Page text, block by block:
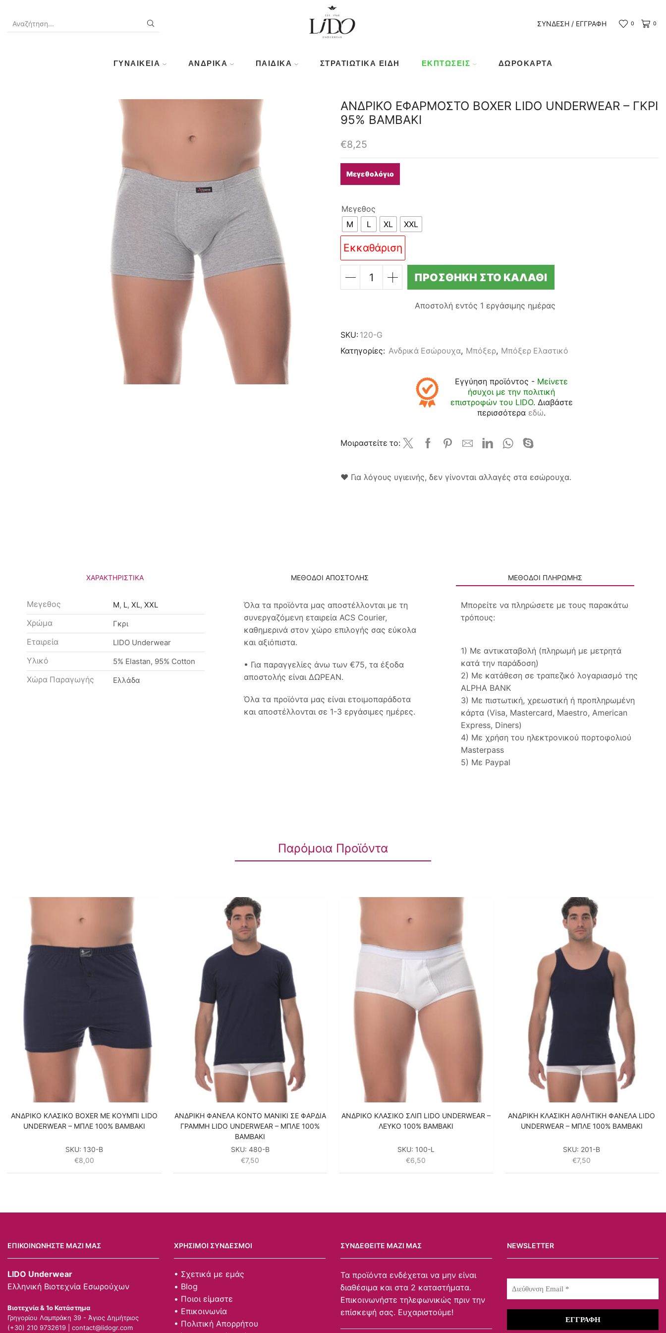
ΣΎΝΔΕΣΗ / ΕΓΓΡΑΦΉ 0 0
ΓΥΝΑΙΚΕΊΑ ΑΝΔΡΙΚΆ ΠΑΙΔΙΚΆ ΣΤΡΑΤΙΩΤΙΚΑ ΕΙΔΗ ΕΚΠΤΏΣΕΙΣ ΔΩΡΟΚΆΡΤΑ
ΑΝΔΡΙΚΟ ΕΦΑΡΜΟΣΤΟ BOXER LIDO UNDERWEAR – ΓΚΡΙ
95% ΒΑΜΒΑΚΙ
€8,25
Μεγεθολόγιο
Μεγεθος
M L XL XXL
Εκκαθάριση
ΑΝΔΡΙΚΟ
ΕΦΑΡΜΟΣΤΟ
-
95%
ΠΡΟΣΘΉΚΗ ΣΤΟ ΚΑΛΆΘΙ
Αποστολή εντός 1 εργάσιμης ημέρας
SKU: 120-G
Κατηγορίες: Ανδρικά Εσώρουχα, Μπόξερ, Μπόξερ Ελαστικό
Εγγύηση προϊόντος - Μείνετε
ήσυχοι με την πολιτική
επιστροφών του LIDO. Διαβάστε
περισσότερα εδώ.
Μοιραστείτε το:
❤ Για λόγους υγιεινής, δεν γίνονται αλλαγές στα εσώρουχα.
ΧΑΡΑΚΤΗΡΙΣΤΙΚΆ ΜΕΘΟΔΟΙ ΑΠΟΣΤΟΛΗΣ ΜΕΘΟΔΟΙ ΠΛΗΡΩΜΗΣ
Μεγεθος M, L, XL, XXL
Χρώμα
Γκρι
Εταιρεία
LIDO Underwear
Υλικό
5% Elastan, 95% Cotton
Χώρα Παραγωγής
Ελλάδα
Όλα τα προϊόντα μας αποστέλλονται με τη
συνεργαζόμενη εταιρεία ACS Courier,
καθημερινά στον χώρο επιλογής σας εύκολα
και αξιόπιστα.
• Για παραγγελίες άνω των €75, τα έξοδα
αποστολής είναι ΔΩΡΕΑΝ.
Όλα τα προϊόντα μας είναι ετοιμοπαράδοτα
και αποστέλλονται σε 1-3 εργάσιμες ημέρες.
Μπορείτε να πληρώσετε με τους παρακάτω
τρόπους:
1) Με αντικαταβολή (πληρωμή με μετρητά
κατά την παράδοση)
2) Με κατάθεση σε τραπεζικό λογαριασμό της
ALPHA BANK
3) Με πιστωτική, χρεωστική ή προπληρωμένη
κάρτα (Visa, Mastercard, Maestro, American
Express, Diners)
4) Με χρήση του ηλεκτρονικού πορτοφολιού
Masterpass
5) Με Paypal
Παρόμοια Προϊόντα
ΑΝΔΡΙΚΟ ΚΛΑΣΙΚΟ BOXER ΜΕ ΚΟΥΜΠΙ LIDO
UNDERWEAR – ΜΠΛΕ 100% ΒΑΜΒΑΚΙ
SKU: 130-B
€8,00
ΑΝΔΡΙΚΗ ΦΑΝΕΛΑ KONTO MANIKI ΣΕ ΦΑΡΔΙΑ
ΓΡΑΜΜΗ LIDO UNDERWEAR – ΜΠΛΕ 100%
ΒΑΜΒΑΚΙ
SKU: 480-B
€7,50
ΑΝΔΡΙΚΟ ΚΛΑΣΙΚΟ ΣΛΙΠ LIDO UNDERWEAR –
ΛΕΥΚΟ 100% ΒΑΜΒΑΚΙ
SKU: 100-L
€6,50
ΑΝΔΡΙΚΗ ΚΛΑΣΙΚΗ ΑΘΛΗΤΙΚΗ ΦΑΝΕΛΑ LIDO
UNDERWEAR – ΜΠΛΕ 100% ΒΑΜΒΑΚΙ
SKU: 201-B
€7,50
ΕΠΙΚΟΙΝΩΝΉΣΤΕ ΜΑΖΊ ΜΑΣ
LIDO Underwear
Ελληνική Βιοτεχνία Εσωρούχων
Βιοτεχνία & 1ο Κατάστημα
Γρηγορίου Λαμπράκη 39 - Άγιος Δημήτριος
(+30) 210 9732619 | contact@lidogr.com
ΧΡΉΣΙΜΟΙ ΣΎΝΔΕΣΜΟΙ
• Σχετικά με εμάς
• Blog
• Ποιοι είμαστε
• Επικοινωνία
• Πολιτική Απορρήτου
ΣΥΝΔΕΘΕΊΤΕ ΜΑΖΊ ΜΑΣ
Τα προϊόντα ενδέχεται να μην είναι
διαθέσιμα και στα 2 καταστήματα.
Επικοινωνήστε τηλεφωνικώς πριν την
επίσκεψή σας. Ευχαριστούμε!
NEWSLETTER